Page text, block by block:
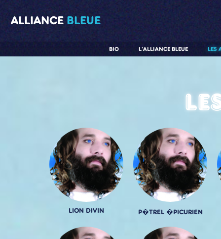
ALLIANCE BLEUE
LES
L'ALLIANCE BLEUE
BIO
LION DIVIN P�TREL �PICURIEN